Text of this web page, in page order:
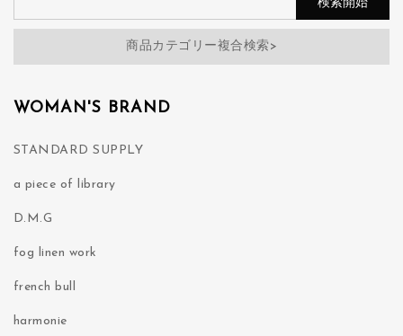
商品カテゴリー複合検索>
WOMAN'S BRAND
STANDARD SUPPLY
a piece of library
D.M.G
fog linen work
french bull
harmonie